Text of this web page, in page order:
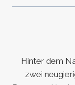
Hinter dem
zwei